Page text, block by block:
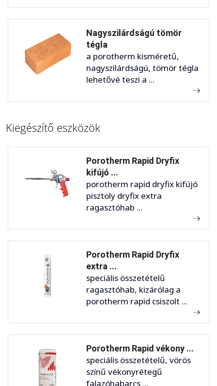
Nagyszilárdságú tömör
tégla
a porotherm kisméretű,
nagyszilárdságú, tömör tégla
lehetővé teszi a ...
Kiegészítő eszközök
Porotherm Rapid Dryfix
kifújó ...
porotherm rapid dryfix kifújó
pisztoly dryfix extra
ragasztóhab ...
Porotherm Rapid Dryfix
extra ...
speciális összetételű
ragasztóhab, kizárólag a
porotherm rapid csiszolt ...
Porotherm Rapid vékony ...
speciális összetételű, vörös
színű vékonyrétegű
falazóhabarcs ...